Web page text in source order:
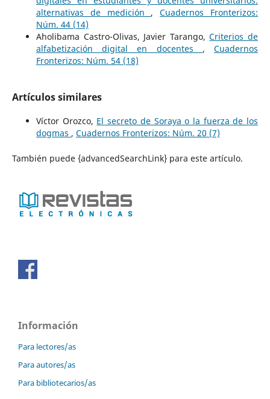
alternativas de medición ,Cuadernos Fronterizos:
Núm. 44 (14)
Aholibama Castro-Olivas, Javier Tarango,Criterios de
alfabetización digital en docentes ,Cuadernos
Fronterizos: Núm. 54 (18)
Artículos similares
Víctor Orozco, El secreto de Soraya o la fuerza de los
dogmas , Cuadernos Fronterizos: Núm. 20 (7)
También puede {advancedSearchLink} para este artículo.
Información
Para lectores/as
Para autores/as
Para bibliotecarios/as